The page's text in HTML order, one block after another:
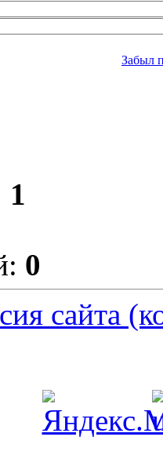
Забыл
1
0
сайта